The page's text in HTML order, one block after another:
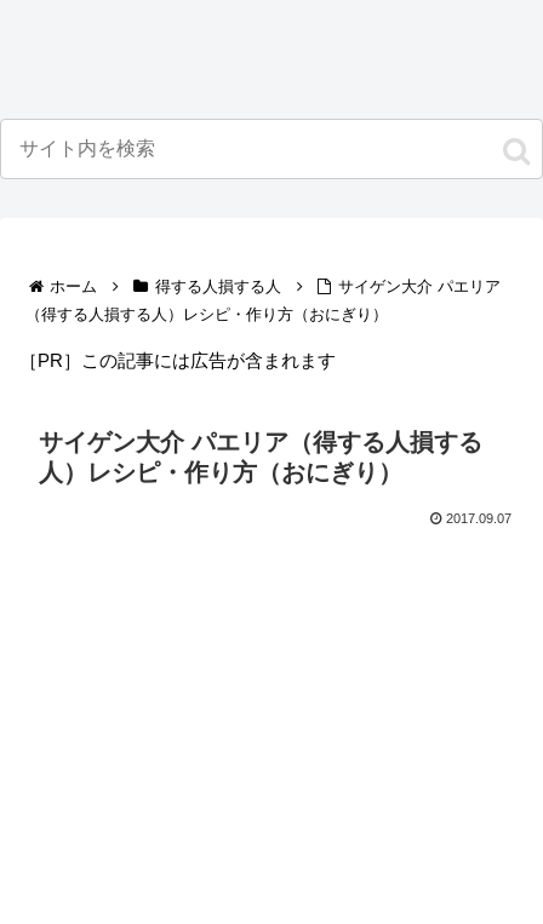
ホーム 得する人損する人
サイゲン大介 パエリア
（得する人損する人）レシピ・作り方（おにぎり）
［PR］この記事には広告が含まれます
サイゲン大介 パエリア（得する人損する
人）レシピ・作り方（おにぎり）
2017.09.07